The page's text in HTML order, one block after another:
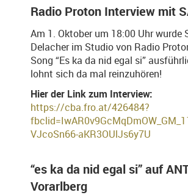
Radio Proton Interview mit
Am 1. Oktober um 18:00 Uhr wurde
Delacher im Studio von Radio
Song “Es ka da nid egal si”
lohnt sich da mal reinzuhören!
Hier der Link zum Interview:
https://cba.fro.at/426484?
VJcoSn66-aKR3OUlJs6y7U
“es ka da nid egal si” auf
Vorarlberg